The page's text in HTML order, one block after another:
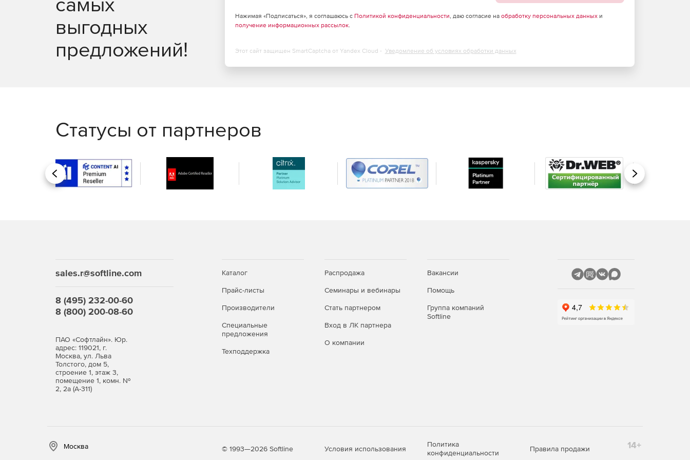
выгодных
предложений!
Нажимая «Подписаться», я соглашаюсь с Политикой конфиденциальности, даю согласие на обработку персональных данныхи
получение информационных рассылок.
Этот сайт защищен SmartCaptcha от Yandex Cloud - Уведомление об условиях обработки данных
Статусы от партнеров
Назад Вперед
sales.r@softline.com
8 (495) 232-00-60
8 (800) 200-08-60
ПАО «Софтлайн». Юр.
адрес: 119021, г.
Москва, ул. Льва
Толстого, дом 5,
строение 1, этаж 3,
помещение 1, комн. №
2, 2а (А-311)
Каталог
Прайс-листы
Производители
Специальные
предложения
Техподдержка
Распродажа
Семинары и вебинары
Стать партнером
Вход в ЛК партнера
О компании
Вакансии
Помощь
Группа компаний
Softline
Москва © 1993—2026 Softline Условия использования
Политика
конфиденциальности
Правила продажи 14+